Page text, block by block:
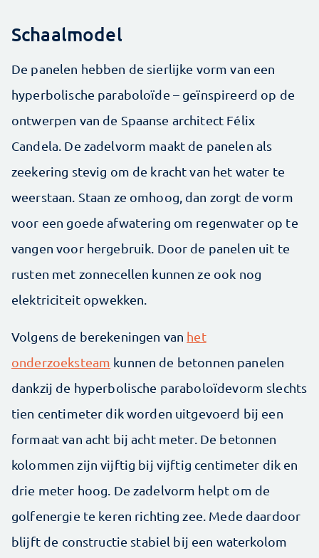
Schaalmodel
De panelen hebben de sierlijke vorm van een
hyperbolische paraboloïde – geïnspireerd op de
ontwerpen van de Spaanse architect Félix
Candela. De zadelvorm maakt de panelen als
zeekering stevig om de kracht van het water te
weerstaan. Staan ze omhoog, dan zorgt de vorm
voor een goede afwatering om regenwater op te
vangen voor hergebruik. Door de panelen uit te
rusten met zonnecellen kunnen ze ook nog
elektriciteit opwekken.
Volgens de berekeningen van het
onderzoeksteam kunnen de betonnen panelen
dankzij de hyperbolische paraboloïdevorm slechts
tien centimeter dik worden uitgevoerd bij een
formaat van acht bij acht meter. De betonnen
kolommen zijn vijftig bij vijftig centimeter dik en
drie meter hoog. De zadelvorm helpt om de
golfenergie te keren richting zee. Mede daardoor
blijft de constructie stabiel bij een waterkolom